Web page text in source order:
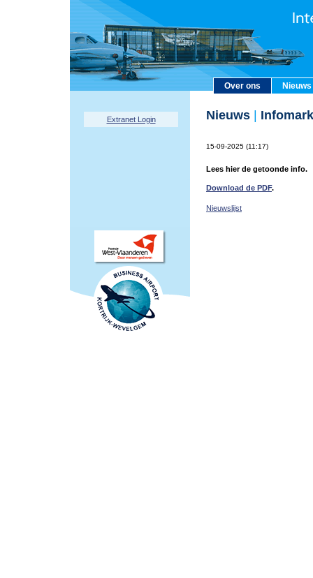
Over ons Nieuws
Extranet Login Nieuws
15-09-2025 (11:17)
Lees hier de getoonde info.
Download de PDF.
Nieuwslijst